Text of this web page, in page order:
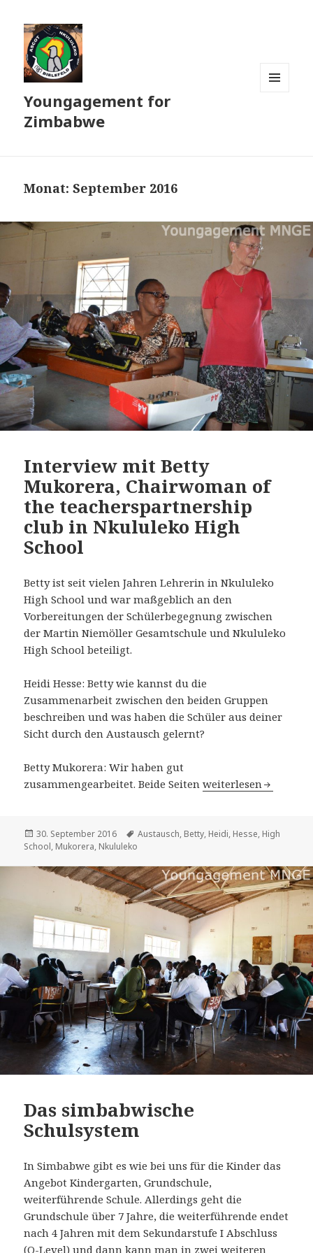
Youngagement for
Zimbabwe
Monat:September 2016
Interview mit Betty
Mukorera, Chairwoman of
the teacherspartnership
club in Nkululeko High
School
Betty ist seit vielen Jahren Lehrerin in Nkululeko
High School und war maßgeblich an den
Vorbereitungen der Schülerbegegnung zwischen
der Martin Niemöller Gesamtschule und Nkululeko
High School beteiligt.
Heidi Hesse: Betty wie kannst du die
Zusammenarbeit zwischen den beiden Gruppen
beschreiben und was haben die Schüler aus deiner
Sicht durch den Austausch gelernt?
Betty Mukorera: Wir haben gut
zusammengearbeitet. Beide SeitenInterview mit Betty
weiterlesen
Veröffentlicht
am
30. September 2016 Schlagwörter
Austausch, Betty, Heidi, Hesse, High
School, Mukorera, Nkululeko
Das simbabwische
Schulsystem
In Simbabwe gibt es wie bei uns für die Kinder das
Angebot Kindergarten, Grundschule,
weiterführende Schule. Allerdings geht die
Grundschule über 7 Jahre, die weiterführende endet
nach 4 Jahren mit dem Sekundarstufe I Abschluss
(O-Level) und dann kann man in zwei weiteren